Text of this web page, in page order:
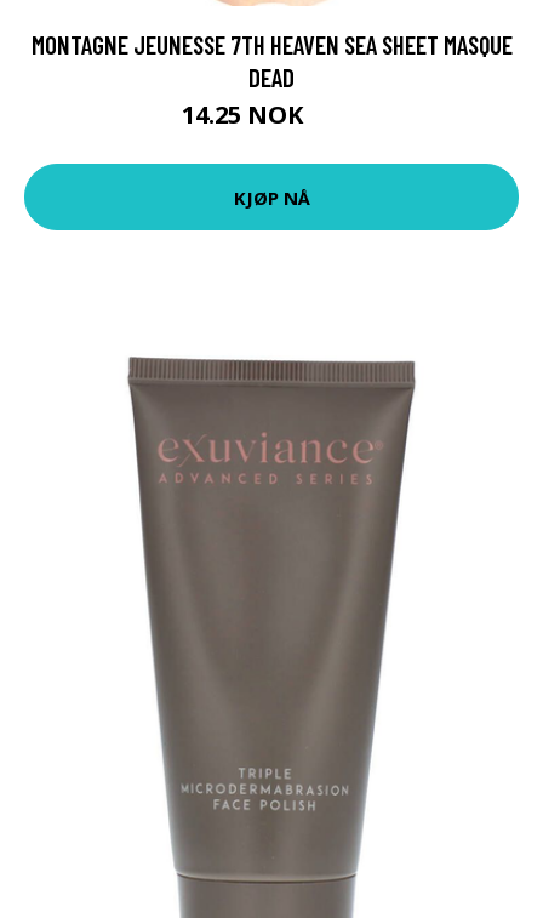
MONTAGNE JEUNESSE 7TH HEAVEN SEA SHEET MASQUE
DEAD
14.25 NOK
KJØP NÅ